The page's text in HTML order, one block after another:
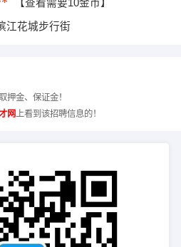
【查看需要10金币】
江花城步行街
押金、保证金！
网 上看到该招聘信息的！